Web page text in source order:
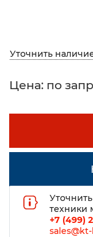
Уточнить
Цена: по
техники
+7 (499)